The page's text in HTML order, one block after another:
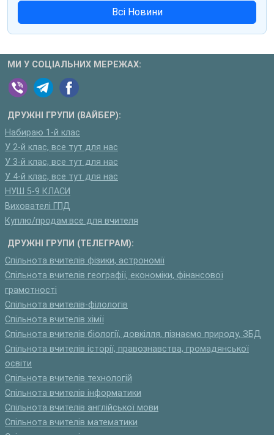
Всі Новини
МИ У СОЦІАЛЬНИХ МЕРЕЖАХ:
ДРУЖНІ ГРУПИ (ВАЙБЕР):
Набираю 1-й клас
У 2-й клас, все тут для нас
У 3-й клас, все тут для нас
У 4-й клас, все тут для нас
НУШ 5-9 КЛАСИ
Вихователі ГПД
Куплю/продам:все для вчителя
ДРУЖНІ ГРУПИ (ТЕЛЕГРАМ):
Спільнота вчителів фізики, астрономії
Спільнота вчителів географії, економіки, фінансової
грамотності
Спільнота вчителів-філологів
Спільнота вчителів хімії
Спільнота вчителів біології, довкілля, пізнаємо природу, ЗБД
Спільнота вчителів історії, правознавства, громадянської
освіти
Спільнота вчителів технологій
Спільнота вчителів інформатики
Спільнота вчителів англійської мови
Спільнота вчителів математики